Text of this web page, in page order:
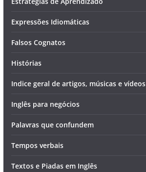
Expressões Idiomáticas
Falsos Cognatos
Histórias
Indice geral de artigos, músicas e vídeos
Inglês para negócios
Palavras que confundem
Tempos verbais
Textos e Piadas em Inglês